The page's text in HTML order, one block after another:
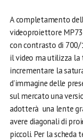
A completamento
videoproiettore
con contrasto di 700/
il video ma utilizza
incrementare la
d’immagine delle
sul mercato una
adotterà una lente
avere diagonali di
piccoli. Per la scheda